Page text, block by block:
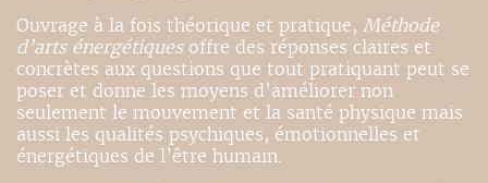
Ouvrage à la fois théorique et pratique, Méthode
d’arts énergétiquesoffre des réponses claires et
concrètes aux questions que tout pratiquant peut se
poser et donne les moyens d’améliorer non
seulement le mouvement et la santé physique mais
aussi les qualités psychiques, émotionnelles et
énergétiques de l’être humain.